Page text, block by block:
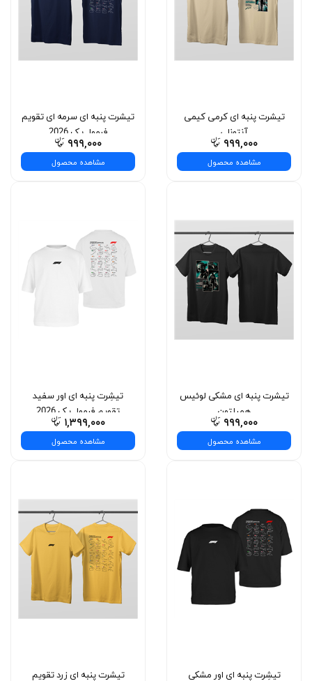
تیشرت پنبه ای سرمه ای تقویم
فرمول یک 2026
۹۹۹,۰۰۰
مشاهده محصول
تیشرت پنبه ای کرمی کیمی
آنتونلی
۹۹۹,۰۰۰
مشاهده محصول
تیشِرت پنبه ای اور سفید
تقویم فرمول یک 2026
۱,۳۹۹,۰۰۰
مشاهده محصول
تیشرت پنبه ای مشکی لوئیس
همیلتون
۹۹۹,۰۰۰
مشاهده محصول
تیشرت پنبه ای زرد تقویم
تیشِرت پنبه ای اور مشکی